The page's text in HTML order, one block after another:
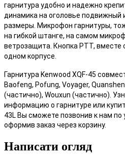
гарнитура удобно и надежно
динамика на оголовье подвижный
размеры. Микрофон гарнитуры,
на гибкой штанге, на самом
ветрозащита. Кнопка РТТ, вместе
одном корпусе.
Гарнитура Kenwood XQF-45
Baofeng, Pofung, Voyager,
(частично), Wouxun (частично).
информацию о гарнитуре или
43L Вы сможете позвонив к нам по
оформив заказ через корзину.
Написати огляд